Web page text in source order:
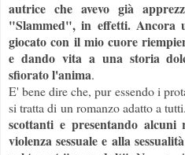
autrice che avevo già
"Slammed", in effetti. Ancora
giocato con il mio cuore
e dando vita a una storia
sfiorato l'anima.
E' bene dire che, pur essendo i
si tratta di un romanzo adatto a tutti.
scottanti e presentando
violenza sessuale e alla